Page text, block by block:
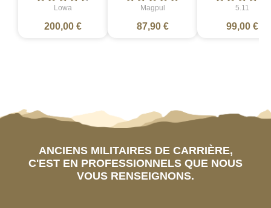
Lowa
200,00 €
Magpul
87,90 €
5.11
99,00 €
ANCIENS MILITAIRES DE CARRIÈRE,
C'EST EN PROFESSIONNELS QUE NOUS
VOUS RENSEIGNONS.